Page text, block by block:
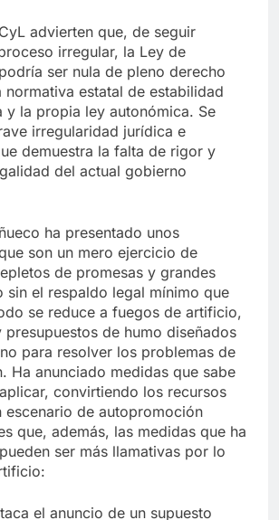
advierten que, de seguir
irregular, la Ley de
ser nula de pleno derecho
normativa estatal de estabilidad
y la propia ley autonómica. Se
irregularidad jurídica e
demuestra la falta de rigor y
del actual gobierno
ha presentado unos
son un mero ejercicio de
de promesas y grandes
sin el respaldo legal mínimo que
se reduce a fuegos de artificio,
de humo diseñados
para resolver los problemas de
Ha anunciado medidas que sabe
convirtiendo los recursos
escenario de autopromoción
que, además, las medidas que ha
ser más llamativas por lo
el anuncio de un supuesto